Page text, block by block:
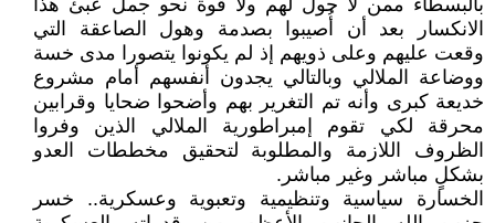
بالبسطاء ممن لا حول لهم ولا قوة نحو جمل عبئ هذا
الانكسار بعد أن أُصيبوا بصدمة وهول الصاعقة التي
وقعت عليهم وعلى ذويهم إذ لم يكونوا يتصورا مدى خسة
ووضاعة الملالي وبالتالي يجدون أنفسهم أمام مشروع
خديعة كبرى وأنه تم التغرير بهم وأضحوا ضحايا وقرابين
محرقة لكي تقوم إمبراطورية الملالي الذين وفروا
الظروف اللازمة والمطلوبة لتحقيق مخططات العدو
بشكلٍ مباشر وغير مباشر.
الخسارة سياسية وتنظيمية وتعبوية وعسكرية.. خسر